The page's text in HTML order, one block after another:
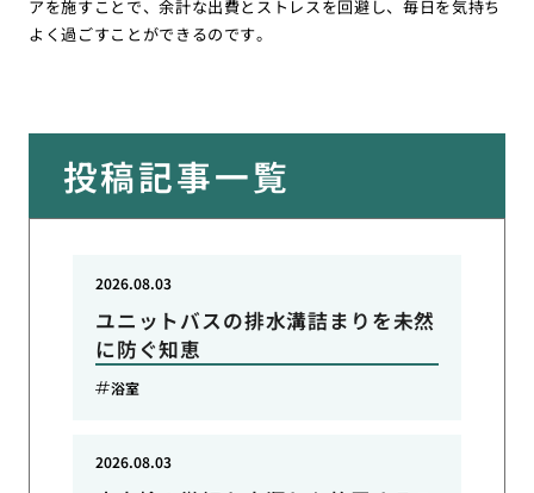
アを施すことで、余計な出費とストレスを回避し、毎日を気持ち
よく過ごすことができるのです。
投稿記事一覧
ユニットバスの排水溝詰まりを未然
に防ぐ知恵
2026.08.03
浴室
2026.08.03